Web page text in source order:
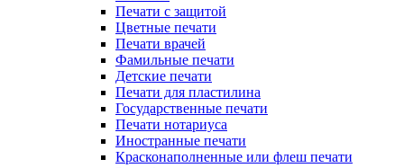
Печати с защитой
Цветные печати
Печати врачей
Фамильные печати
Детские печати
Печати для пластилина
Государственные печати
Печати нотариуса
Иностранные печати
Красконаполненные или флеш печати